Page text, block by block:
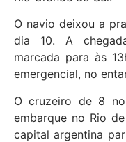
O navio deixou a
dia 10. A
marcada para às
emergencial, no
O cruzeiro de 8
embarque no Rio
capital argentina